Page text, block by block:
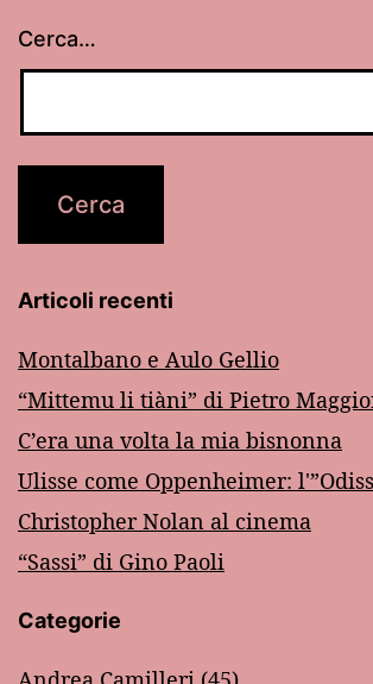
Cerca…
Articoli recenti
Montalbano e Aulo Gellio
“Mittemu li tiàni” di Pietro
C’era una volta la mia bisnonna
Ulisse come Oppenheimer:
Christopher Nolan al cinema
“Sassi” di Gino Paoli
Categorie